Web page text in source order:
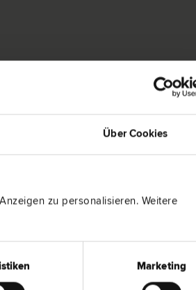
Über Cookies
zu personalisieren. Weitere
Marketing